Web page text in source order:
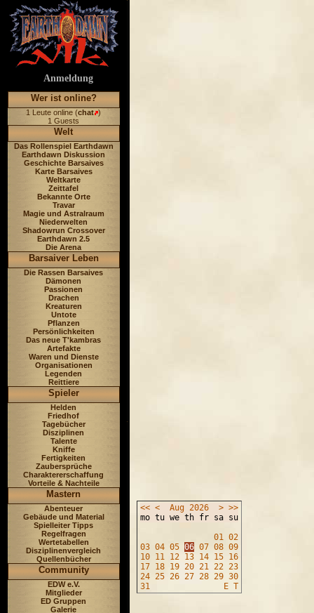
Anmeldung
Wer ist online?
1 Leute online (chat )
1 Guests
Welt
Das Rollenspiel Earthdawn
Earthdawn Diskussion
Geschichte Barsaives
Karte Barsaives
Weltkarte
Zeittafel
Bekannte Orte
Travar
Magie und Astralraum
Niederwelten
Shadowrun Crossover
Earthdawn 2.5
Die Arena
Barsaiver Leben
Die Rassen Barsaives
Dämonen
Passionen
Drachen
Kreaturen
Untote
Pflanzen
Persönlichkeiten
Das neue T'kambras
Artefakte
Waren und Dienste
Organisationen
Legenden
Reittiere
Spieler
Helden
Friedhof
Tagebücher
Disziplinen
Talente
Kniffe
Fertigkeiten
Zaubersprüche
Charaktererschaffung
Vorteile & Nachteile
Mastern
Abenteuer
Gebäude und Material
Spielleiter Tipps
Regelfragen
Wertetabellen
Disziplinenvergleich
Quellenbücher
Community
EDW e.V.
Mitglieder
ED Gruppen
Galerie
<< < Aug 2026 > >>
mo tu we th fr sa su
01 02
03 04 05 06 07 08 09
10 11 12 13 14 15 16
17 18 19 20 21 22 23
24 25 26 27 28 29 30
31
E T